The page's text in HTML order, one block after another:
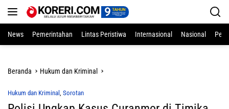
News
Pemerintahan Lintas Peristiwa Internasional Nasional
Beranda Hukum dan Kriminal
Hukum dan Kriminal , Sorotan